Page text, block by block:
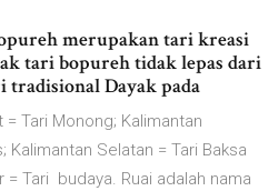
merupakan tari kreasi
tari bopureh tidak lepas dari
Dayak pada
= Tari Monong; Kalimantan
Kalimantan Selatan = Tari Baksa
= Tari budaya. Ruai adalah nama